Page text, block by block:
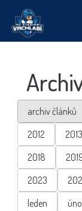
archiv článků
2012
2013
2018
2023
leden